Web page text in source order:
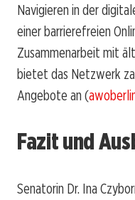
Navigieren in der
einer barrierefreien
Zusammenarbeit mit
bietet das Netzwerk
Angebote an (
Fazit und
Senatorin Dr. Ina